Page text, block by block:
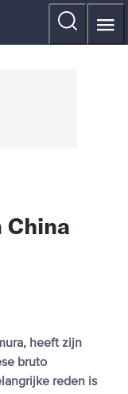
China
heeft zijn
bruto
reden is